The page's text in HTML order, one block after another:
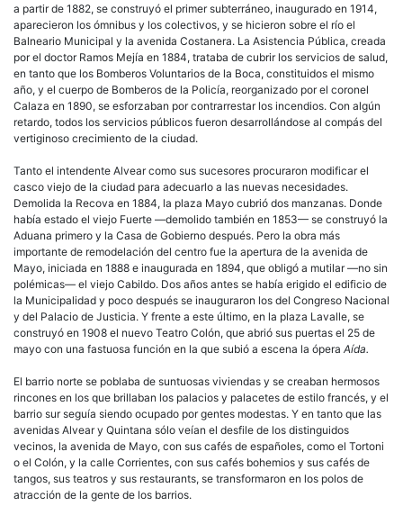
a partir de 1882, se construyó el primer subterráneo, inaugurado en 1914,
aparecieron los ómnibus y los colectivos, y se hicieron sobre el río el
Balneario Municipal y la avenida Costanera. La Asistencia Pública, creada
por el doctor Ramos Mejía en 1884, trataba de cubrir los servicios de salud,
en tanto que los Bomberos Voluntarios de la Boca, constituidos el mismo
año, y el cuerpo de Bomberos de la Policía, reorganizado por el coronel
Calaza en 1890, se esforzaban por contrarrestar los incendios. Con algún
retardo, todos los servicios públicos fueron desarrollándose al compás del
vertiginoso crecimiento de la ciudad.
Tanto el intendente Alvear como sus sucesores procuraron modificar el
casco viejo de la ciudad para adecuarlo a las nuevas necesidades.
Demolida la Recova en 1884, la plaza Mayo cubrió dos manzanas. Donde
había estado el viejo Fuerte —demolido también en 1853— se construyó la
Aduana primero y la Casa de Gobierno después. Pero la obra más
importante de remodelación del centro fue la apertura de la avenida de
Mayo, iniciada en 1888 e inaugurada en 1894, que obligó a mutilar —no sin
polémicas— el viejo Cabildo. Dos años antes se había erigido el edificio de
la Municipalidad y poco después se inauguraron los del Congreso Nacional
y del Palacio de Justicia. Y frente a este último, en la plaza Lavalle, se
construyó en 1908 el nuevo Teatro Colón, que abrió sus puertas el 25 de
mayo con una fastuosa función en la que subió a escena la ópera Aída.
El barrio norte se poblaba de suntuosas viviendas y se creaban hermosos
rincones en los que brillaban los palacios y palacetes de estilo francés, y el
barrio sur seguía siendo ocupado por gentes modestas. Y en tanto que las
avenidas Alvear y Quintana sólo veían el desfile de los distinguidos
vecinos, la avenida de Mayo, con sus cafés de españoles, como el Tortoni
o el Colón, y la calle Corrientes, con sus cafés bohemios y sus cafés de
tangos, sus teatros y sus restaurants, se transformaron en los polos de
atracción de la gente de los barrios.